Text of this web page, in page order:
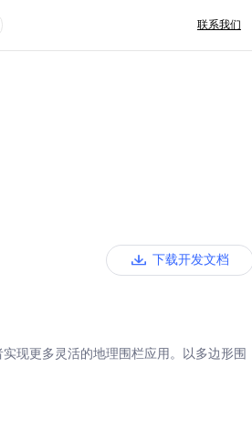
联系我们
下载开发文档
现更多灵活的地理围栏应用。以多边形围